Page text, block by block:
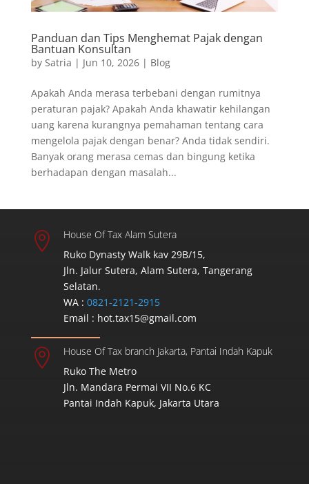
Panduan dan Tips Menghemat Pajak dengan
Bantuan Konsultan
by Satria | Jun 10, 2026| Blog
Apakah Anda merasa terbebani dengan rumitnya
peraturan pajak? Apakah Anda khawatir kehilangan
uang karena kurangnya pemahaman tentang cara
mengelola pajak dengan benar? Anda tidak sendiri.
Banyak orang merasa cemas dan bingung ketika
berhadapan dengan masalah...

House Of Tax Alam Sutera
Ruko Dynasty Walk kav 29B/15,
Jln. Jalur Sutera, Alam Sutera, Tangerang
Selatan.
WA : 0821-2121-2915
Email : hot.tax15@gmail.com

House Of Tax branch Jakarta, Pantai Indah Kapuk
Ruko The Metro
Jln. Mandara Permai VII No.6 KC
Pantai Indah Kapuk, Jakarta Utara